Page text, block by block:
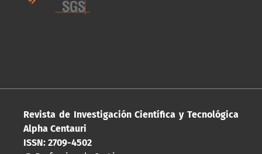
Revista de Investigación Científica y Tecnológica
Alpha Centauri
ISSN: 2709-4502